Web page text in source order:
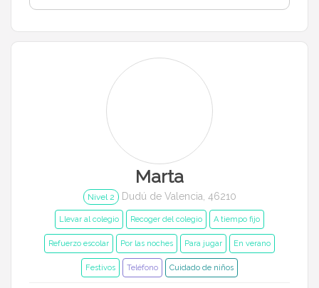
Marta
Nivel 2 Dudú de Valencia, 46210
Llevar al colegio Recoger del colegio A tiempo fijo
Refuerzo escolar Por las noches Para jugar En verano
Festivos Teléfono Cuidado de niños